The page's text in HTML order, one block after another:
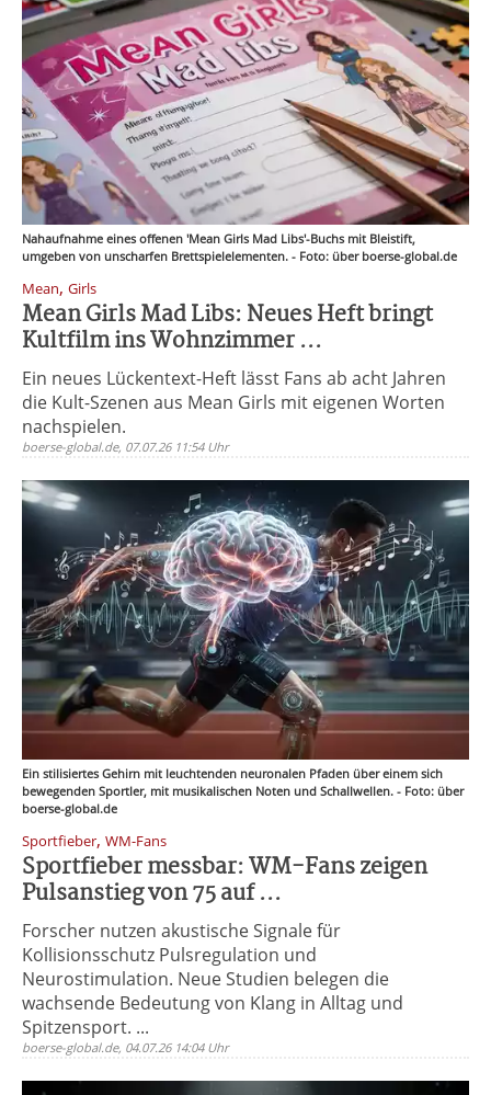
Nahaufnahme eines offenen 'Mean Girls Mad Libs'-Buchs mit Bleistift,
umgeben von unscharfen Brettspielelementen. - Foto: über boerse-global.de
Mean, Girls
Mean Girls Mad Libs: Neues Heft bringt
Kultfilm ins Wohnzimmer ...
Ein neues Lückentext-Heft lässt Fans ab acht Jahren
die Kult-Szenen aus Mean Girls mit eigenen Worten
nachspielen.
boerse-global.de, 07.07.26 11:54 Uhr
Ein stilisiertes Gehirn mit leuchtenden neuronalen Pfaden über einem sich
bewegenden Sportler, mit musikalischen Noten und Schallwellen. - Foto: über
boerse-global.de
Sportfieber, WM-Fans
Sportfieber messbar: WM-Fans zeigen
Pulsanstieg von 75 auf ...
Forscher nutzen akustische Signale für
Kollisionsschutz Pulsregulation und
Neurostimulation. Neue Studien belegen die
wachsende Bedeutung von Klang in Alltag und
Spitzensport. ...
boerse-global.de, 04.07.26 14:04 Uhr